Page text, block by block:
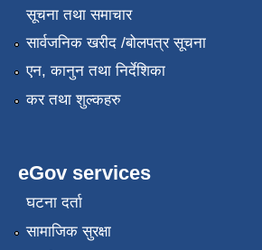
सूचना तथा समाचार
सार्वजनिक खरीद /बोलपत्र सूचना
एन, कानुन तथा निर्देशिका
कर तथा शुल्कहरु
eGov services
घटना दर्ता
सामाजिक सुरक्षा